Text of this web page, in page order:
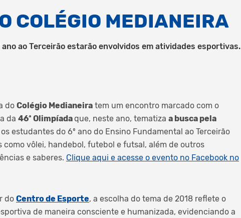
COLÉGIO MEDIANEIRA
ao Terceirão estarão envolvidos em atividades esportivas.
do Colégio Medianeira tem um encontro marcado com o
da 46ª Olimpíadaque, neste ano, tematiza a busca pela
estudantes do 6º ano do Ensino Fundamental ao Terceirão
vôlei, handebol, futebol e futsal, além de outros
e saberes. Clique aqui e acesse o evento no Facebook no
do Centro de Esporte, a escolha do tema de 2018 reflete o
de maneira consciente e humanizada, evidenciando a